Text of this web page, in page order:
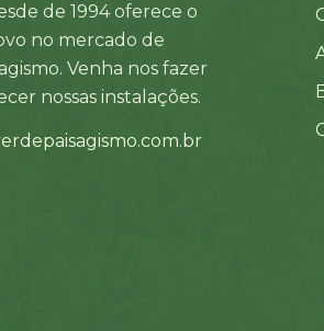
de 1994 oferece o
no mercado de
Venha nos fazer
nossas instalações.